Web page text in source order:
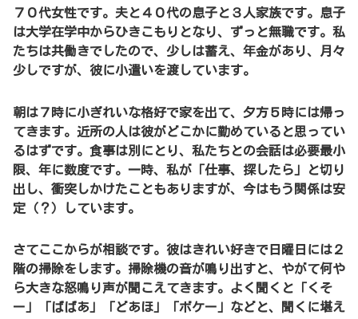
７０代女性です。夫と４０代の息子と３人家族です。息子
は大学在学中からひきこもりとなり、ずっと無職です。私
たちは共働きでしたので、少しは蓄え、年金があり、月々
少しですが、彼に小遣いを渡しています。
朝は７時に小ぎれいな格好で家を出て、夕方５時には帰っ
てきます。近所の人は彼がどこかに勤めていると思ってい
るはずです。食事は別にとり、私たちとの会話は必要最小
限、年に数度です。一時、私が「仕事、探したら」と切り
出し、衝突しかけたこともありますが、今はもう関係は安
定（？）しています。
さてここからが相談です。彼はきれい好きで日曜日には２
階の掃除をします。掃除機の音が鳴り出すと、やがて何や
ら大きな怒鳴り声が聞こえてきます。よく聞くと「くそ
ー」「ばばあ」「どあほ」「ボケー」などと、聞くに堪え